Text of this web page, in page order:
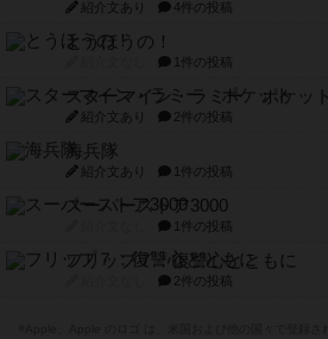
紹介文あり 4件の投稿
とうほうの！
1件の投稿
スターマイン・ラミー ポケット
紹介文あり 2件の投稿
海兵隊
紹介文あり 1件の投稿
スーパーストア3000
1件の投稿
フリップ７：復讐心とともに
2件の投稿